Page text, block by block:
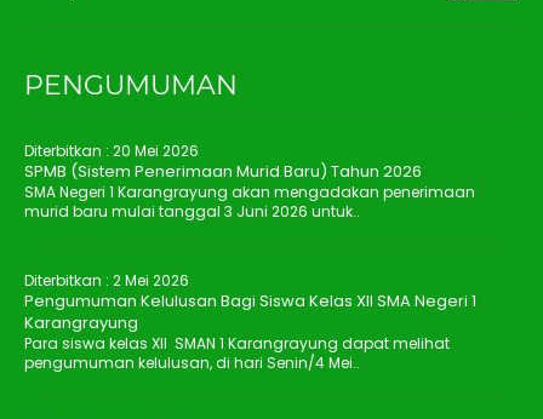
PENGUMUMAN
Diterbitkan : 20 Mei 2026
SPMB (Sistem Penerimaan Murid Baru) Tahun 2026
SMA Negeri 1 Karangrayung akan mengadakan penerimaan
murid baru mulai tanggal 3 Juni 2026 untuk..
Diterbitkan : 2 Mei 2026
Pengumuman Kelulusan Bagi Siswa Kelas XII SMA Negeri 1
Karangrayung
Para siswa kelas XII SMAN 1 Karangrayung dapat melihat
pengumuman kelulusan, di hari Senin/4 Mei..